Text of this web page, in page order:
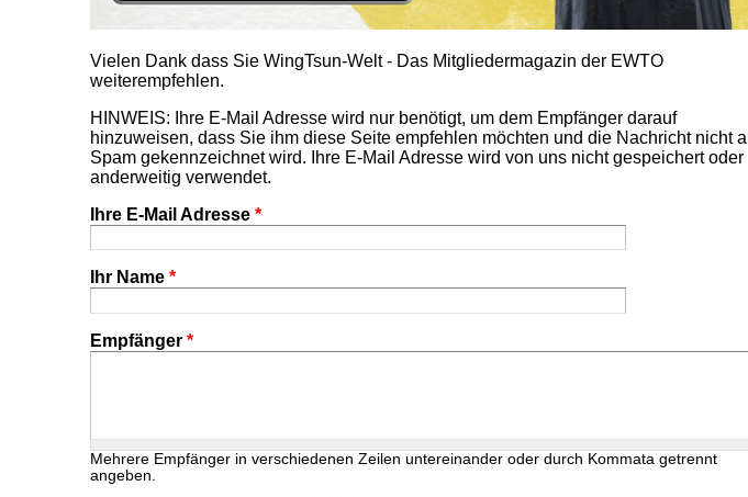
Vielen Dank dass Sie WingTsun-Welt - Das Mitgliedermagazin der EWTO
weiterempfehlen.
HINWEIS: Ihre E-Mail Adresse wird nur benötigt, um dem Empfänger darauf
hinzuweisen, dass Sie ihm diese Seite empfehlen möchten und die Nachricht nicht
Spam gekennzeichnet wird. Ihre E-Mail Adresse wird von uns nicht gespeichert oder
anderweitig verwendet.
Ihre E-Mail Adresse *
Ihr Name *
Empfänger *
Mehrere Empfänger in verschiedenen Zeilen untereinander oder durch Kommata getrennt
angeben.